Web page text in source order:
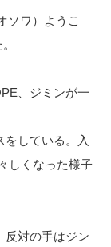
ソワ）ようこ
、ジミンが一
している。入
しくなった様子
反対の手はジン